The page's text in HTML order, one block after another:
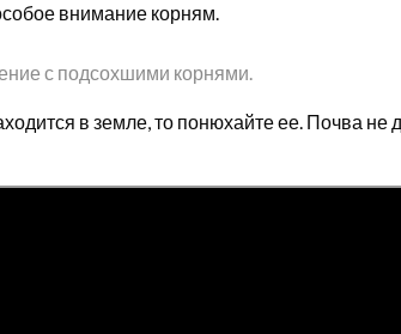
внимание корням.
с подсохшими корнями.
в земле, то понюхайте ее. Почва не